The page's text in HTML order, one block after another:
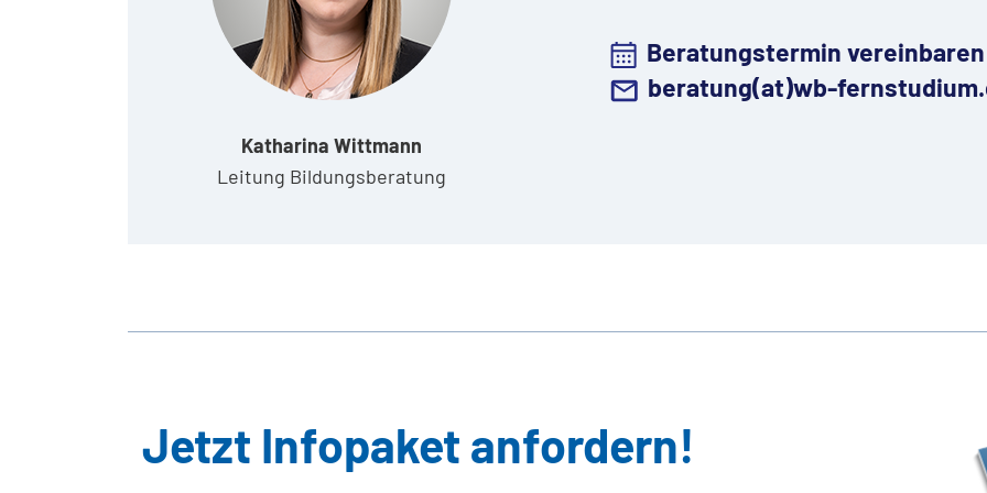
Katharina Wittmann
Leitung Bildungsberatung
Beratungstermin vereinbaren
beratung(at)wb-
Jetzt Infopaket anfordern!